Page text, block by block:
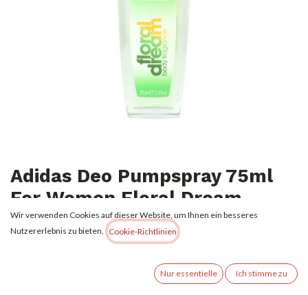
Adidas Deo Pumpspray 75ml
For Women Floral Dream
2,99€ Alle Preise inkl. MwSt.zzgl. Versandkosten
Wir verwenden Cookies auf dieser Website, um Ihnen ein besseres
Nutzererlebnis zu bieten.
Cookie-Richtlinien
Nur essentielle Ich stimme zu